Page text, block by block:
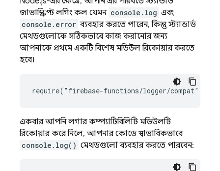
জাভাস্ক্রিপ্ট লগিং কল যেমন console.log এবং
console.error ব্যবহার করতে পারেন, কিন্তু স্ট্যান্ডার্ড
মেথডগুলোকে সঠিকভাবে কাজ করানোর জন্য
আপনাকে প্রথমে একটি বিশেষ মডিউল রিকোয়ার করতে
হবে।
একবার আপনি লগার কম্প্যাটিবিলিটি মডিউলটি
রিকোয়ার করে নিলে, আপনার কোডে স্বাভাবিকভাবে
console.log() মেথডগুলো ব্যবহার করতে পারবেন: